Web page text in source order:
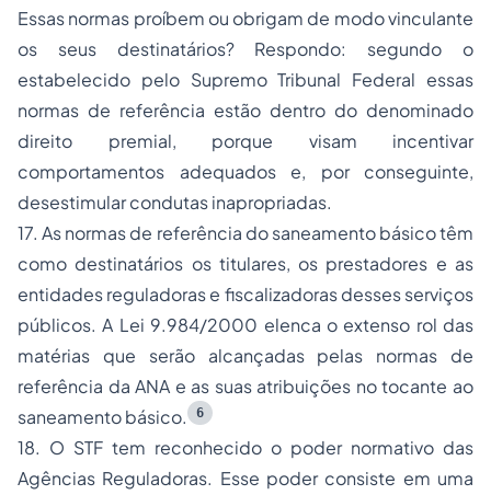
Essas normas proíbem ou obrigam de modo vinculante
os seus destinatários? Respondo: segundo o
estabelecido pelo Supremo Tribunal Federal essas
normas de referência estão dentro do denominado
direito premial, porque visam incentivar
comportamentos adequados e, por conseguinte,
desestimular condutas inapropriadas.
17. As normas de referência do saneamento básico têm
como destinatários os titulares, os prestadores e as
entidades reguladoras e fiscalizadoras desses serviços
públicos. A Lei 9.984/2000 elenca o extenso rol das
matérias que serão alcançadas pelas normas de
referência da ANA e as suas atribuições no tocante ao
saneamento básico.
6
18. O STF tem reconhecido o poder normativo das
Agências Reguladoras. Esse poder consiste em uma